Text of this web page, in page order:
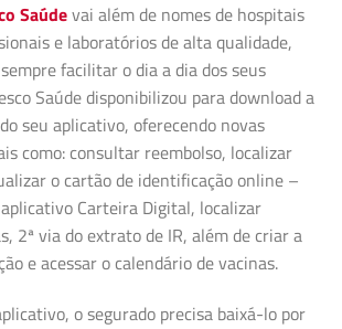
Saúdevai além de nomes de hospitais
e laboratórios de alta qualidade,
facilitar o dia a dia dos seus
Saúde disponibilizou para download a
seu aplicativo, oferecendo novas
como: consultar reembolso, localizar
o cartão de identificação online –
Carteira Digital, localizar
2ª via do extrato de IR, além de criar a
e acessar o calendário de vacinas.
o segurado precisa baixá-lo por